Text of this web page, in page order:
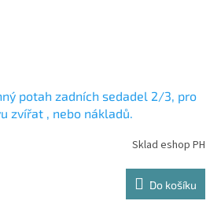
potah zadních sedadel 2/3, pro
zvířat , nebo nákladů.
Sklad eshop PH
Do košíku